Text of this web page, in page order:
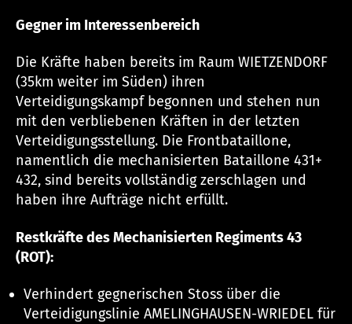
Gegner im Interessenbereich
Die Kräfte haben bereits im Raum WIETZENDORF
(35km weiter im Süden) ihren
Verteidigungskampf begonnen und stehen nun
mit den verbliebenen Kräften in der letzten
Verteidigungsstellung. Die Frontbataillone,
namentlich die mechanisierten Bataillone 431+
432, sind bereits vollständig zerschlagen und
haben ihre Aufträge nicht erfüllt.
Restkräfte des Mechanisierten Regiments 43
(ROT):
Verhindert gegnerischen Stoss über die
Verteidigungslinie AMELINGHAUSEN-WRIEDEL für